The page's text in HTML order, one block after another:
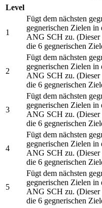
Level
1
Fügt dem nächsten
gegnerischen Zielen in
ANG SCH zu. (Dieser
die 6 gegnerischen
2
Fügt dem nächsten
gegnerischen Zielen in
ANG SCH zu. (Dieser
die 6 gegnerischen
3
Fügt dem nächsten
gegnerischen Zielen in
ANG SCH zu. (Dieser
die 6 gegnerischen
4
Fügt dem nächsten
gegnerischen Zielen in
ANG SCH zu. (Dieser
die 6 gegnerischen
5
Fügt dem nächsten
gegnerischen Zielen in
ANG SCH zu. (Dieser
die 6 gegnerischen